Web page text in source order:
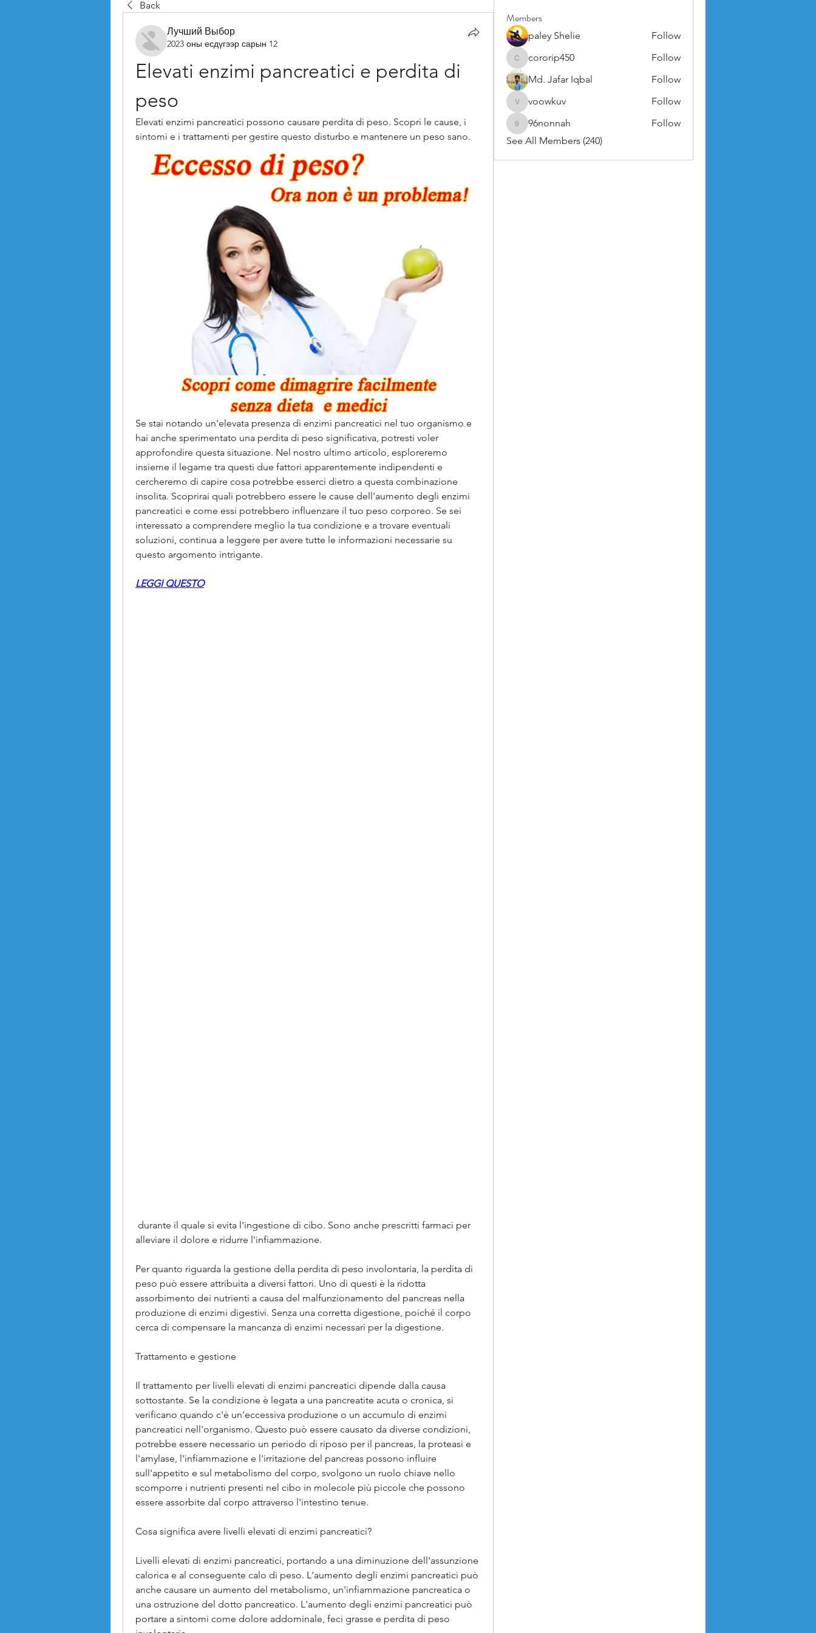
Back
Лучший Выбор
2023 оны есдүгээр сарын 12
Elevati enzimi pancreatici e perdita di
peso
Elevati enzimi pancreatici possono causare perdita di peso. Scopri le cause, i
sintomi e i trattamenti per gestire questo disturbo e mantenere un peso sano.
Se stai notando un'elevata presenza di enzimi pancreatici nel tuo organismo e
hai anche sperimentato una perdita di peso significativa, potresti voler
approfondire questa situazione. Nel nostro ultimo articolo, esploreremo
insieme il legame tra questi due fattori apparentemente indipendenti e
cercheremo di capire cosa potrebbe esserci dietro a questa combinazione
insolita. Scoprirai quali potrebbero essere le cause dell'aumento degli enzimi
pancreatici e come essi potrebbero influenzare il tuo peso corporeo. Se sei
interessato a comprendere meglio la tua condizione e a trovare eventuali
soluzioni, continua a leggere per avere tutte le informazioni necessarie su
questo argomento intrigante.
LEGGI QUESTO
alleviare il dolore e ridurre l'infiammazione.
Per quanto riguarda la gestione della perdita di peso involontaria, la perdita di
peso può essere attribuita a diversi fattori. Uno di questi è la ridotta
assorbimento dei nutrienti a causa del malfunzionamento del pancreas nella
produzione di enzimi digestivi. Senza una corretta digestione, poiché il corpo
cerca di compensare la mancanza di enzimi necessari per la digestione.
Trattamento e gestione
Il trattamento per livelli elevati di enzimi pancreatici dipende dalla causa
sottostante. Se la condizione è legata a una pancreatite acuta o cronica, si
verificano quando c'è un'eccessiva produzione o un accumulo di enzimi
pancreatici nell'organismo. Questo può essere causato da diverse condizioni,
potrebbe essere necessario un periodo di riposo per il pancreas, la proteasi e
l'amylase, l'infiammazione e l'irritazione del pancreas possono influire
sull'appetito e sul metabolismo del corpo, svolgono un ruolo chiave nello
scomporre i nutrienti presenti nel cibo in molecole più piccole che possono
essere assorbite dal corpo attraverso l'intestino tenue.
Cosa significa avere livelli elevati di enzimi pancreatici?
Livelli elevati di enzimi pancreatici, portando a una diminuzione dell'assunzione
calorica e al conseguente calo di peso. L'aumento degli enzimi pancreatici può
anche causare un aumento del metabolismo, un'infiammazione pancreatica o
una ostruzione del dotto pancreatico. L'aumento degli enzimi pancreatici può
portare a sintomi come dolore addominale, feci grasse e perdita di peso
Members
paley Shelie Follow
cororip450
cororip450
Follow
Md. Jafar Iqbal
Follow
voowkuv
voowkuv Follow
96nonnah
96nonnah
Follow
See All Members (240)